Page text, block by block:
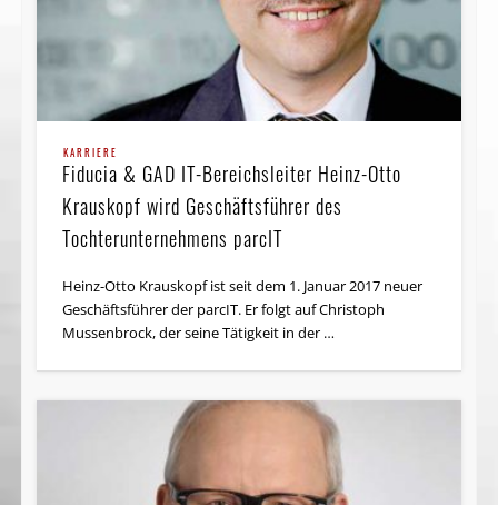
KARRIERE
Fiducia & GAD IT-Bereichs­leiter Heinz-Otto
Krauskopf wird Geschäftsführer des
Tochterunternehmens parcIT
Heinz-Otto Krauskopf ist seit dem 1. Januar 2017 neuer
Geschäftsführer der parcIT. Er folgt auf Christoph
Mussenbrock, der seine Tätigkeit in der …